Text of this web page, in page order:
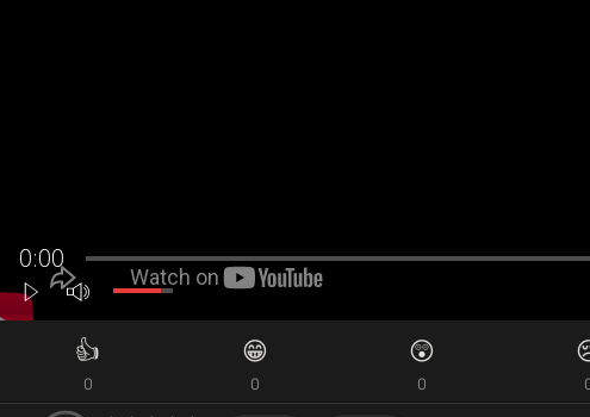
👍
0
😁
0
😲
0